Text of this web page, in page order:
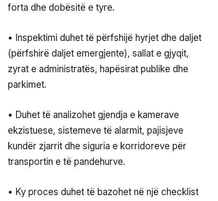
forta dhe dobësitë e tyre.
• Inspektimi duhet të përfshijë hyrjet dhe daljet
(përfshirë daljet emergjente), sallat e gjyqit,
zyrat e administratës, hapësirat publike dhe
parkimet.
• Duhet të analizohet gjendja e kamerave
ekzistuese, sistemeve të alarmit, pajisjeve
kundër zjarrit dhe siguria e korridoreve për
transportin e të pandehurve.
• Ky proces duhet të bazohet në një checklist